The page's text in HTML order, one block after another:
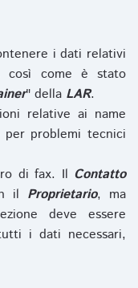
i dati relativi
come è stato
" della LAR.
relative ai name
problemi tecnici
di fax. Il Contatto
il Proprietario, ma
deve essere
i dati necessari,